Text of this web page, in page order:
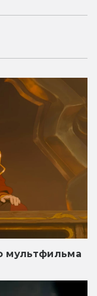
мультфильма